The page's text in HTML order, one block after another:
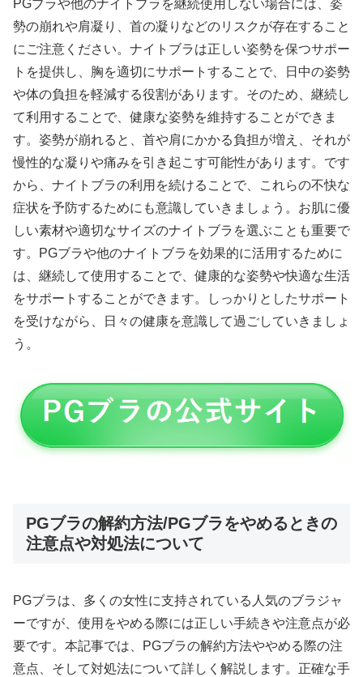
PGブラや他のナイトブラを継続使用しない場合には、姿
勢の崩れや肩凝り、首の凝りなどのリスクが存在すること
にご注意ください。ナイトブラは正しい姿勢を保つサポー
トを提供し、胸を適切にサポートすることで、日中の姿勢
や体の負担を軽減する役割があります。そのため、継続し
て利用することで、健康な姿勢を維持することができま
す。姿勢が崩れると、首や肩にかかる負担が増え、それが
慢性的な凝りや痛みを引き起こす可能性があります。です
から、ナイトブラの利用を続けることで、これらの不快な
症状を予防するためにも意識していきましょう。お肌に優
しい素材や適切なサイズのナイトブラを選ぶことも重要で
す。PGブラや他のナイトブラを効果的に活用するために
は、継続して使用することで、健康的な姿勢や快適な生活
をサポートすることができます。しっかりとしたサポート
を受けながら、日々の健康を意識して過ごしていきましょ
う。
PGブラの解約方法/PGブラをやめるときの
注意点や対処法について
PGブラは、多くの女性に支持されている人気のブラジャ
ーですが、使用をやめる際には正しい手続きや注意点が必
要です。本記事では、PGブラの解約方法ややめる際の注
意点、そして対処法について詳しく解説します。正確な手